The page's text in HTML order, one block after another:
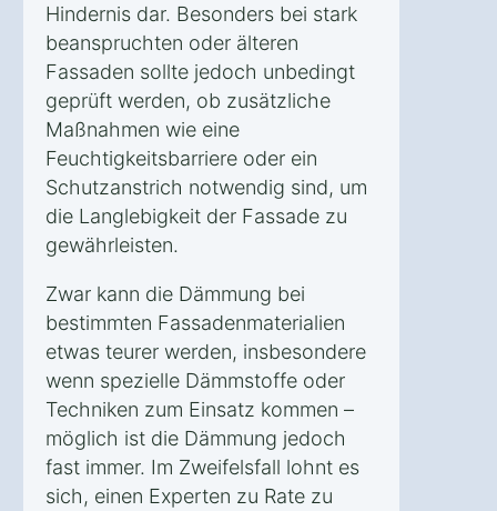
Hindernis dar. Besonders bei stark
beanspruchten oder älteren
Fassaden sollte jedoch unbedingt
geprüft werden, ob zusätzliche
Maßnahmen wie eine
Feuchtigkeitsbarriere oder ein
Schutzanstrich notwendig sind, um
die Langlebigkeit der Fassade zu
gewährleisten.
Zwar kann die Dämmung bei
bestimmten Fassadenmaterialien
etwas teurer werden, insbesondere
wenn spezielle Dämmstoffe oder
Techniken zum Einsatz kommen –
möglich ist die Dämmung jedoch
fast immer. Im Zweifelsfall lohnt es
sich, einen Experten zu Rate zu